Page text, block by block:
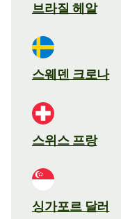
브라질 헤알
스웨덴 크로나
스위스 프랑
싱가포르 달러